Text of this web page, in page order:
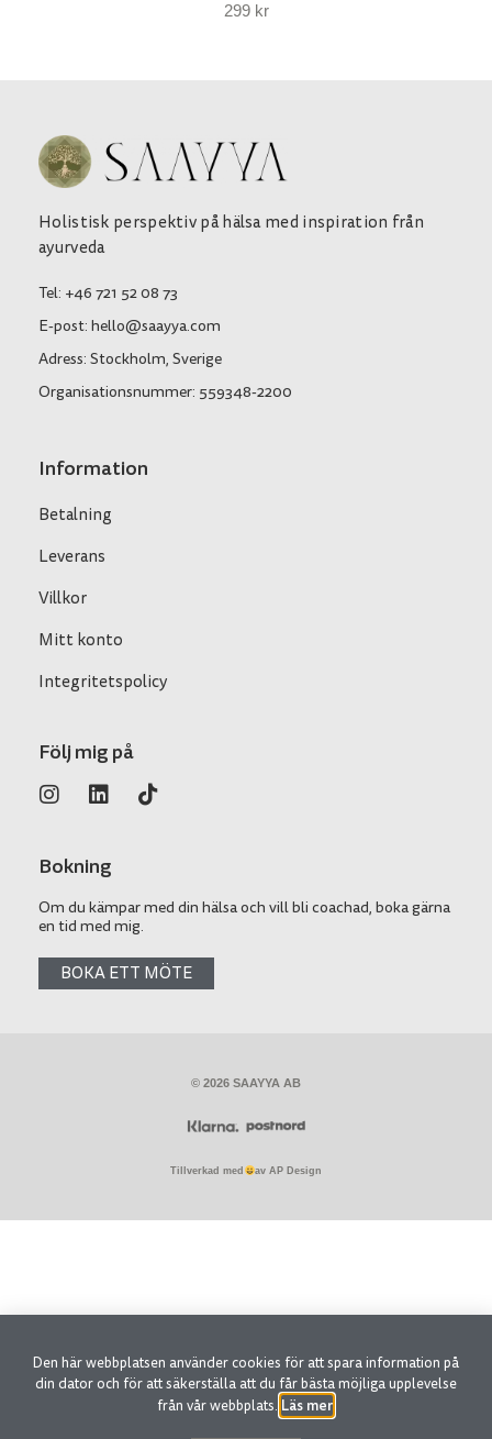
299 kr
Holistisk perspektiv på hälsa med inspiration från
ayurveda
Tel: +46 721 52 08 73
E-post: hello@saayya.com
Adress: Stockholm, Sverige
Organisationsnummer: 559348-2200
Information
Betalning
Leverans
Villkor
Mitt konto
Integritetspolicy
Följ mig på
Bokning
Om du kämpar med din hälsa och vill bli coachad, boka gärna
en tid med mig.
BOKA ETT MÖTE
© 2026 SAAYYA AB
Tillverkad med av AP Design
Den här webbplatsen använder cookies för att spara information på
din dator och för att säkerställa att du får bästa möjliga upplevelse
från vår webbplats. Läs mer.